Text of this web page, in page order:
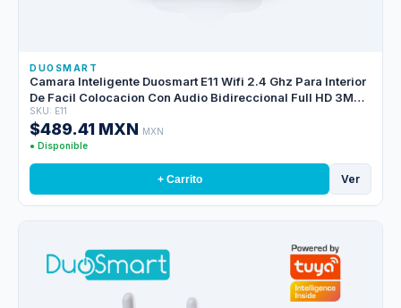
DUOSMART
Camara Inteligente Duosmart E11 Wifi 2.4 Ghz Para Interior
De Facil Colocacion Con Audio Bidireccional Full HD 3MP
Compatible Con App Duosmart Soporta Memoria Microsd
De Hasta 128 GB (no Incluida)
SKU: E11
$489.41 MXN MXN
● Disponible
+ Carrito Ver